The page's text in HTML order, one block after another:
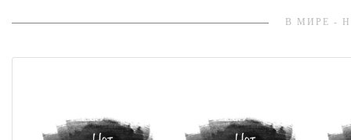
В МИРЕ -